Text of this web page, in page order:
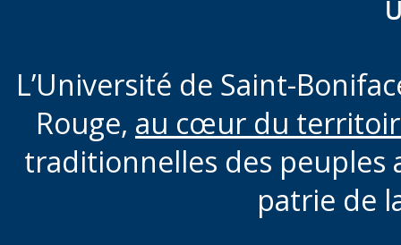
L’Université de Saint-
Rouge, au cœur du
traditionnelles des peuples
patrie de